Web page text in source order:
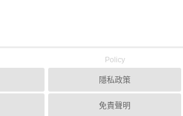
Policy
隱私政策
免責聲明